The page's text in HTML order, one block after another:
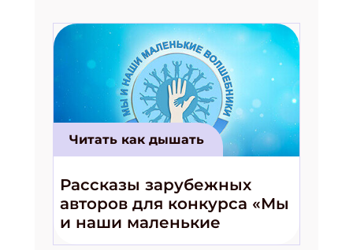
Читать как дышать
Рассказы зарубежных
авторов для конкурса «Мы
и наши маленькие
волшебники!»